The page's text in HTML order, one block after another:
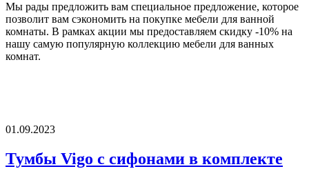
Мы рады предложить вам специальное предложение, которое
позволит вам сэкономить на покупке мебели для ванной
комнаты. В рамках акции мы предоставляем скидку -10% на
нашу самую популярную коллекцию мебели для ванных
комнат.
01.09.2023
Тумбы Vigo с сифонами в комплекте